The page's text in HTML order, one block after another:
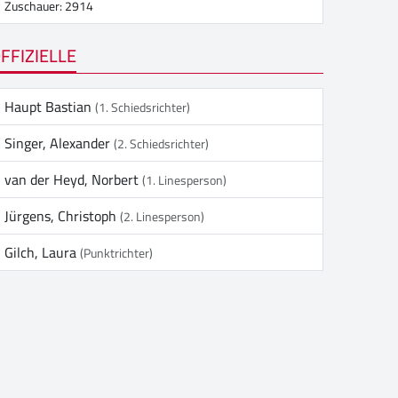
Zuschauer: 2914
Haupt Bastian(1. Schiedsrichter)
Singer, Alexander(2. Schiedsrichter)
van der Heyd, Norbert(1. Linesperson)
Jürgens, Christoph(2. Linesperson)
Gilch, Laura(Punktrichter)